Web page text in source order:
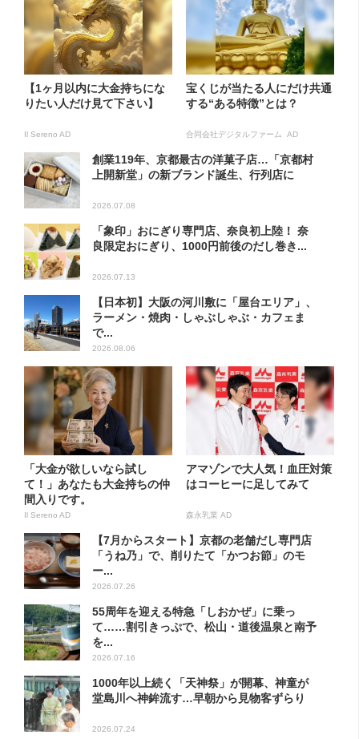
【1ヶ月以内に大金持ちにな
りたい人だけ見て下さい】
Il Sereno AD
宝くじが当たる人にだけ共通
する“ある特徴”とは？
合同会社デジタルファーム AD
創業119年、京都最古の洋菓子店…「京都村
上開新堂」の新ブランド誕生、行列店に
2026.07.08
「象印」おにぎり専門店、奈良初上陸！ 奈
良限定おにぎり、1000円前後のだし巻き...
2026.07.13
【日本初】大阪の河川敷に「屋台エリア」、
ラーメン・焼肉・しゃぶしゃぶ・カフェま
で...
2026.08.06
「大金が欲しいなら試し
て！」あなたも大金持ちの仲
間入りです。
Il Sereno AD
アマゾンで大人気！血圧対策
はコーヒーに足してみて
森永乳業 AD
【7月からスタート】京都の老舗だし専門店
「うね乃」で、削りたて「かつお節」のモ
ー...
2026.07.26
55周年を迎える特急「しおかぜ」に乗っ
て……割引きっぷで、松山・道後温泉と南予
を...
2026.07.16
1000年以上続く「天神祭」が開幕、神童が
堂島川へ神鉾流す…早朝から見物客ずらり
2026.07.24